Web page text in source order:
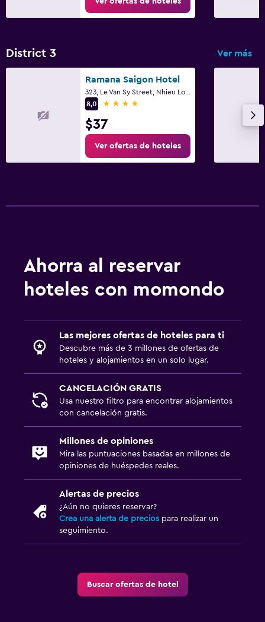
District 3 Ver más
Ramana Saigon Hotel
8,0
4 estrellas
$37
Ver ofertas de hoteles
Ahorra al reservar
hoteles con momondo
Las mejores ofertas de hoteles para ti
Descubre más de 3 millones de ofertas de
hoteles y alojamientos en un solo lugar.
CANCELACIÓN GRATIS
Usa nuestro filtro para encontrar alojamientos
con cancelación gratis.
Millones de opiniones
Mira las puntuaciones basadas en millones de
opiniones de huéspedes reales.
Alertas de precios
¿Aún no quieres reservar?
Crea una alerta de precios para realizar un
seguimiento.
Buscar ofertas de hotel